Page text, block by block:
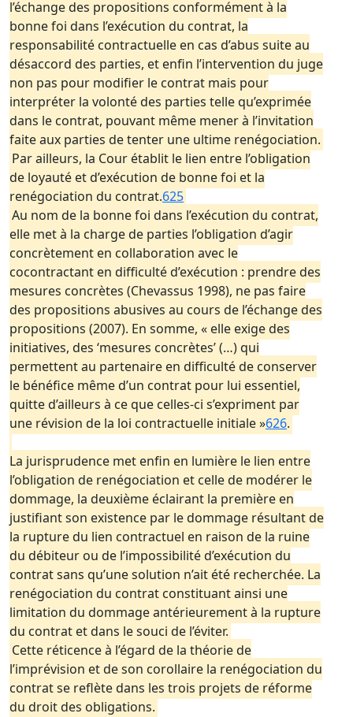
l’échange des propositions conformément à la
bonne foi dans l’exécution du contrat, la
responsabilité contractuelle en cas d’abus suite au
désaccord des parties, et enfin l’intervention du juge
non pas pour modifier le contrat mais pour
interpréter la volonté des parties telle qu’exprimée
dans le contrat, pouvant même mener à l’invitation
faite aux parties de tenter une ultime renégociation.
Par ailleurs, la Cour établit le lien entre l’obligation
de loyauté et d’exécution de bonne foi et la
renégociation du contrat.625
Au nom de la bonne foi dans l’exécution du contrat,
elle met à la charge de parties l’obligation d’agir
concrètement en collaboration avec le
cocontractant en difficulté d’exécution : prendre des
mesures concrètes (Chevassus 1998), ne pas faire
des propositions abusives au cours de l’échange des
propositions (2007). En somme, « elle exige des
initiatives, des ‘mesures concrètes’ (…) qui
permettent au partenaire en difficulté de conserver
le bénéfice même d’un contrat pour lui essentiel,
quitte d’ailleurs à ce que celles-ci s’expriment par
une révision de la loi contractuelle initiale »626.
La jurisprudence met enfin en lumière le lien entre
l’obligation de renégociation et celle de modérer le
dommage, la deuxième éclairant la première en
justifiant son existence par le dommage résultant de
la rupture du lien contractuel en raison de la ruine
du débiteur ou de l’impossibilité d’exécution du
contrat sans qu’une solution n’ait été recherchée. La
renégociation du contrat constituant ainsi une
limitation du dommage antérieurement à la rupture
du contrat et dans le souci de l’éviter.
Cette réticence à l’égard de la théorie de
l’imprévision et de son corollaire la renégociation du
contrat se reflète dans les trois projets de réforme
du droit des obligations.